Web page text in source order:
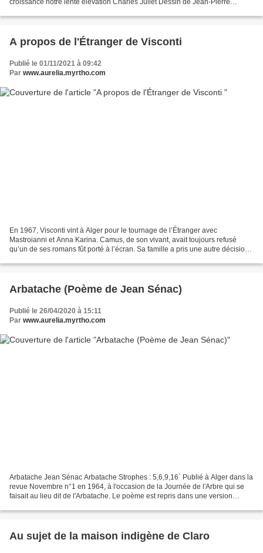
croissance notre lente élévation Charles Juliet Dessin de Jean-Pierre
A propos de l'Étranger de Visconti
Publié le 01/11/2021 à 09:42
Par www.aurelia.myrtho.com
En 1967, Visconti vint à Alger pour le tournage de l’Étranger avec
Mastroianni et Anna Karina. Camus, de son vivant, avait toujours refusé
qu’un de ses romans fût porté à l’écran. Sa famille a pris une autre décision.
Arbatache (Poème de Jean Sénac)
Publié le 26/04/2020 à 15:11
Par www.aurelia.myrtho.com
Arbatache Jean Sénac Arbatache Strophes : 5,6,9,16` Publié à Alger dans la
revue Novembre n°1 en 1964, à l'occasion de la Journée de l'Arbre qui se
faisait au lieu dit de l'Arbatache. Le poème est repris dans une version
Au sujet de la maison indigène de Claro